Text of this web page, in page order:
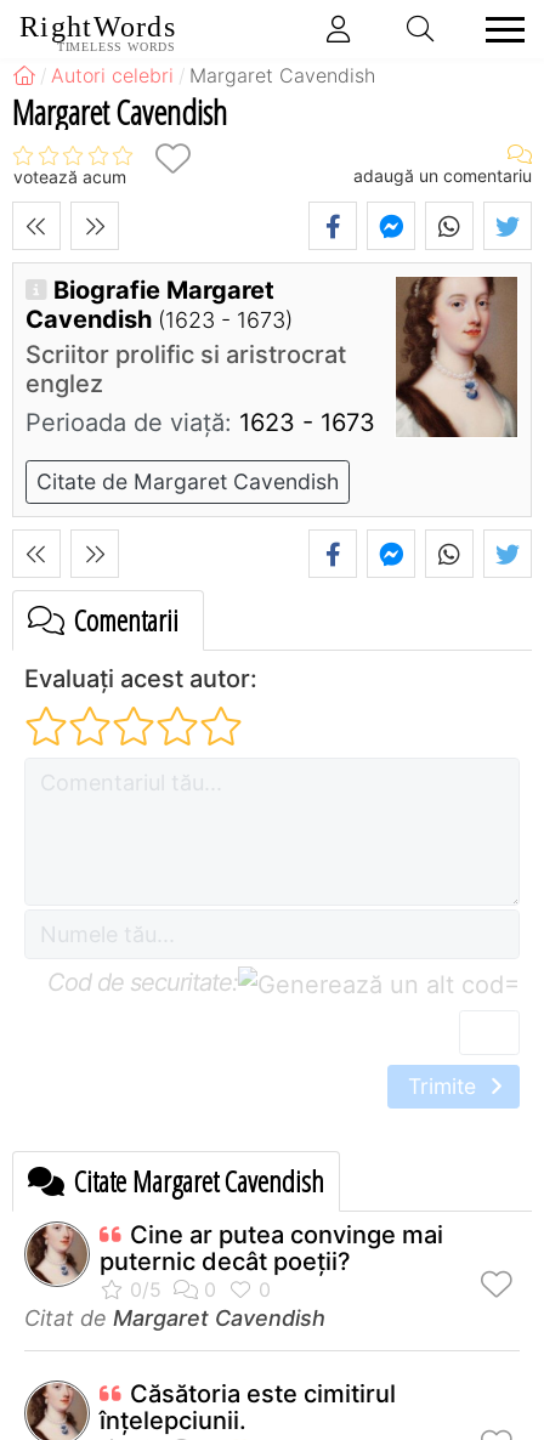
RightWords
TIMELESS WORDS
Autori celebri Margaret Cavendish
Margaret Cavendish
votează acum adaugă un comentariu
Biografie Margaret
Cavendish (1623 - 1673)
Scriitor prolific si aristrocrat
englez
Perioada de viaţă: 1623 - 1673
Citate de Margaret Cavendish
Comentarii
Evaluați acest autor:
Cod de securitate: =
Trimite
Citate Margaret Cavendish
Cine ar putea convinge mai
puternic decât poeţii?
Citat de Margaret Cavendish
Căsătoria este cimitirul
înțelepciunii.